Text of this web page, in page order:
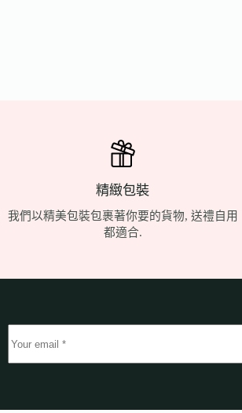
精緻包裝
我們以精美包裝包裹著你要的貨物, 送禮自用
都適合.